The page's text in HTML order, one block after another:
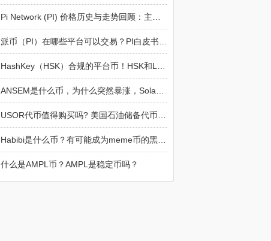
什么是AMPL币？AMPL是稳定币吗？